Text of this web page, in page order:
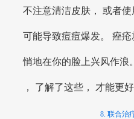
不注意清洁皮肤， 或者
可能导致痘痘爆发。 痤
悄地在你的脸上兴风作浪
， 了解了这些， 才能更
8. 联合治